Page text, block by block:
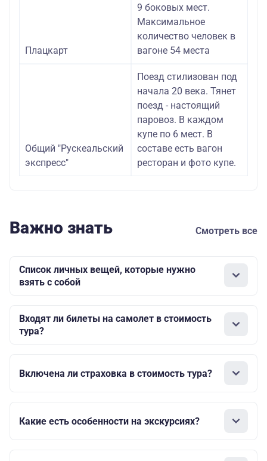
Плацкарт
9 боковых мест.
Максимальное
количество человек в
вагоне 54 места
Общий "Рускеальский
экспресс"
Поезд стилизован под
начала 20 века. Тянет
поезд - настоящий
паровоз. В каждом
купе по 6 мест. В
составе есть вагон
ресторан и фото купе.
Важно знать Смотреть все
Список личных вещей, которые нужно
взять с собой
Входят ли билеты на самолет в стоимость
тура?
Включена ли страховка в стоимость тура?
Какие есть особенности на экскурсиях?